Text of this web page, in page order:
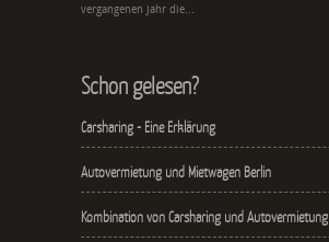
vergangenen Jahr die...
Schon gelesen?
Carsharing - Eine Erklärung
Autovermietung und Mietwagen Berlin
Kombination von Carsharing und Autovermietung